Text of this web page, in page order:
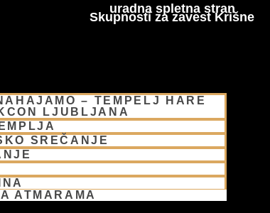
uradna spletna stran
Skupnosti za zavest Krišne
– TEMPELJ HARE
LJUBLJANA
SREČANJE
ATMARAMA